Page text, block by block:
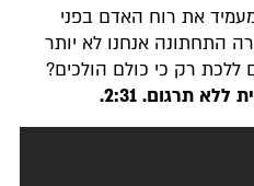
את רוח האדם בפני
התחתונה אנחנו לא יותר
ללכת רק כי כולם הולכים?
ללא תרגום.
2:31.